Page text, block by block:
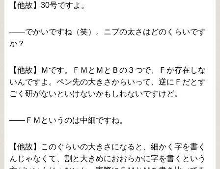
【他故】30号ですよ。
――でかいですね（笑）。ニブの太さはどのくらいです
か？
【他故】Ｍです。ＦＭとＭとＢの３つで、Ｆが存在しな
いんですよ。ペン先の大きさからいって、逆にＦだとす
ごく研がないといけないかもしれないですけど。
――ＦＭというのは中細ですね。
【他故】このぐらいの大きさになると、細かく字を書く
んじゃなくて、割と大きめにおおらかに字を書くという